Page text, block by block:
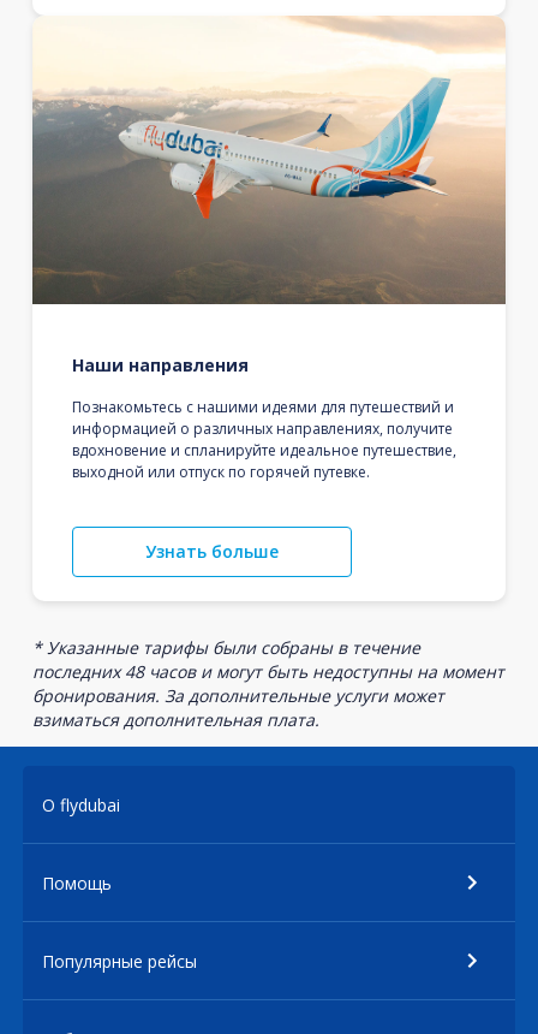
Наши направления
Познакомьтесь с нашими идеями для путешествий и
информацией о различных направлениях, получите
вдохновение и спланируйте идеальное путешествие,
выходной или отпуск по горячей путевке.
Узнать больше
* Указанные тарифы были собраны в течение
последних 48 часов и могут быть недоступны на момент
бронирования. За дополнительные услуги может
взиматься дополнительная плата.
О flydubai
Помощь
Популярные рейсы